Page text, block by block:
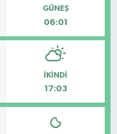
GÜNEŞ
06:01
İKINDI
17:03